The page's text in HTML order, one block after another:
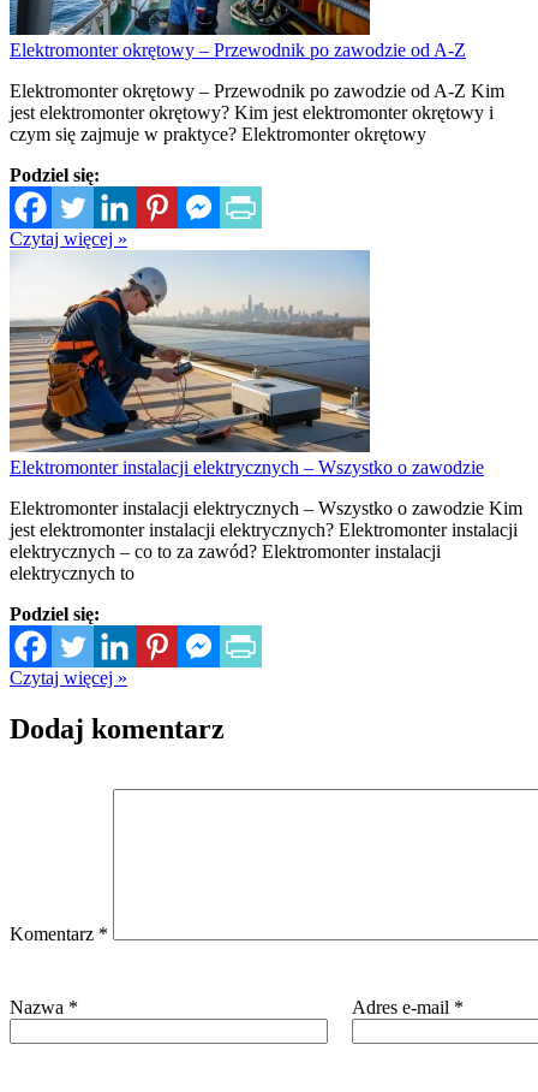
Elektromonter okrętowy – Przewodnik po zawodzie od A-Z
Elektromonter okrętowy – Przewodnik po zawodzie od A-Z Kim
jest elektromonter okrętowy? Kim jest elektromonter okrętowy i
czym się zajmuje w praktyce? Elektromonter okrętowy
Podziel się:
Czytaj więcej »
Elektromonter instalacji elektrycznych – Wszystko o zawodzie
Elektromonter instalacji elektrycznych – Wszystko o zawodzie Kim
jest elektromonter instalacji elektrycznych? Elektromonter instalacji
elektrycznych – co to za zawód? Elektromonter instalacji
elektrycznych to
Podziel się:
Czytaj więcej »
Dodaj komentarz
Komentarz *
Nazwa * Adres e-mail *